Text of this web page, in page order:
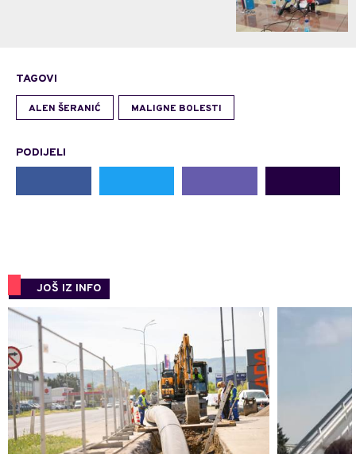
TAGOVI
ALEN ŠERANIĆ MALIGNE BOLESTI
PODIJELI
JOŠ IZ INFO
0